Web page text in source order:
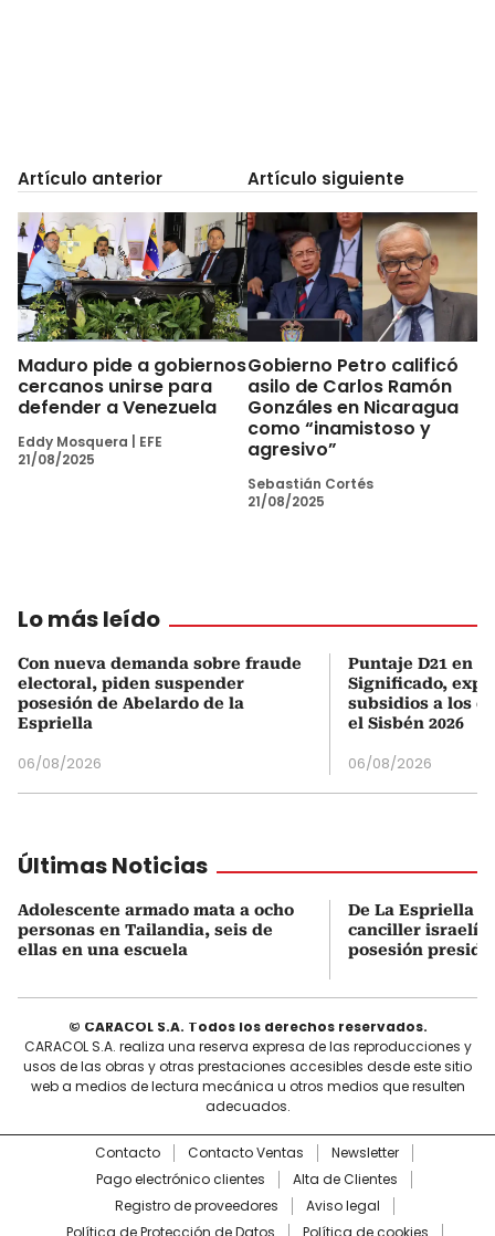
Artículo anterior
Maduro pide a gobiernos
cercanos unirse para
defender a Venezuela
Eddy Mosquera
EFE
21/08/2025
Artículo siguiente
Gobierno Petro calificó
asilo de Carlos Ramón
Gonzáles en Nicaragua
como “inamistoso y
agresivo”
Sebastián Cortés
21/08/2025
Lo más leído
Con nueva demanda sobre fraude
electoral, piden suspender
posesión de Abelardo de la
Espriella
06/08/2026
Puntaje D21 en
Significado,
subsidios a los
el Sisbén 2026
06/08/2026
Últimas Noticias
Adolescente armado mata a ocho
personas en Tailandia, seis de
ellas en una escuela
De La Espriella
canciller israelí
posesión
© CARACOL S.A. Todos los derechos reservados.
CARACOL S.A. realiza una reserva expresa de las reproducciones y
usos de las obras y otras prestaciones accesibles desde este sitio
web a medios de lectura mecánica u otros medios que resulten
adecuados.
Contacto Contacto Ventas
Newsletter
Pago electrónico clientes
Alta de Clientes
Registro de proveedores
Aviso legal
Política de Protección de Datos
Política de cookies